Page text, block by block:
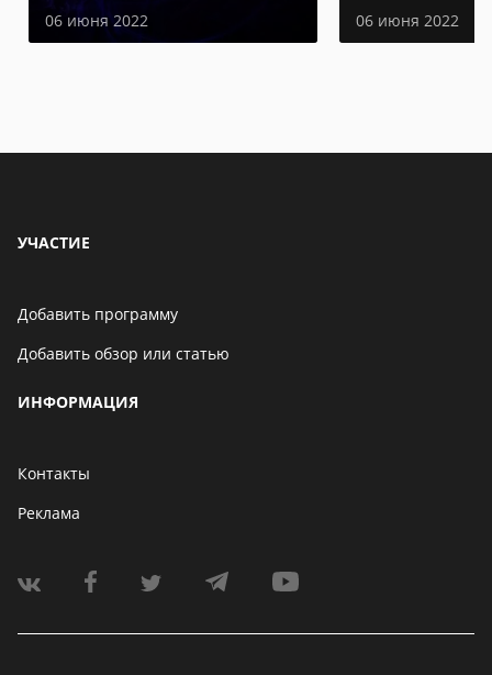
06 июня 2022 06 июня 2022
УЧАСТИЕ
Добавить программу
Добавить обзор или статью
ИНФОРМАЦИЯ
Контакты
Реклама